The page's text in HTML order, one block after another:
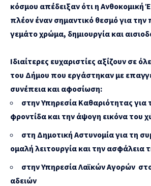
κόσμου απέδειξαν ότι η Ανθοκομική
πλέον έναν σημαντικό θεσμό για την
γεμάτο χρώμα, δημιουργία και
Ιδιαίτερες ευχαριστίες αξίζουν σε
του Δήμου που εργάστηκαν με
συνέπεια και αφοσίωση:
στην Υπηρεσία Καθαριότητας για
φροντίδα και την άψογη εικόνα του
στη Δημοτική Αστυνομία για τη
ομαλή λειτουργία και την ασφάλεια
στην Υπηρεσία Λαϊκών Αγορών
αδειών